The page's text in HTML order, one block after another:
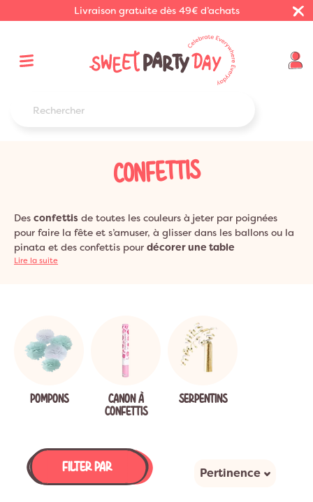
Livraison gratuite dès 49€ d’achats
CONFETTIS
Des confettis de toutes les couleurs à jeter par poignées
pour faire la fête et s’amuser, à glisser dans les ballons ou la
pinata et des confettis pour décorer une table
d’anniversaire
que vous ne trouverez nulle
part ailleurs !
Lire la suite
POMPONS
CANON À
CONFETTIS
SERPENTINS
FILTER PAR Pertinence